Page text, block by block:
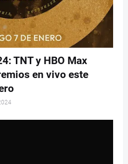
TNT y HBO Max
en vivo este